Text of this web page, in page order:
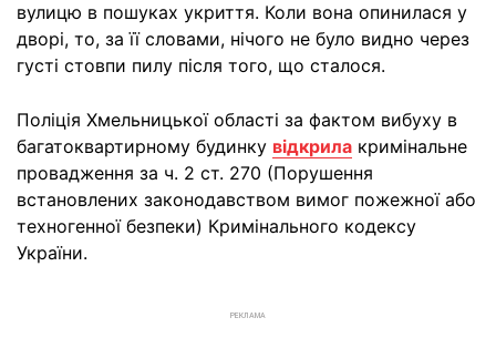
вулицю в пошуках укриття. Коли вона опинилася у
дворі, то, за її словами, нічого не було видно через
густі стовпи пилу після того, що сталося.
Поліція Хмельницької області за фактом вибуху в
багатоквартирному будинку відкрила кримінальне
провадження за ч. 2 ст. 270 (Порушення
встановлених законодавством вимог пожежної або
техногенної безпеки) Кримінального кодексу
України.
РЕКЛАМА